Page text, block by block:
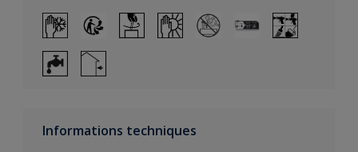
Informations techniques